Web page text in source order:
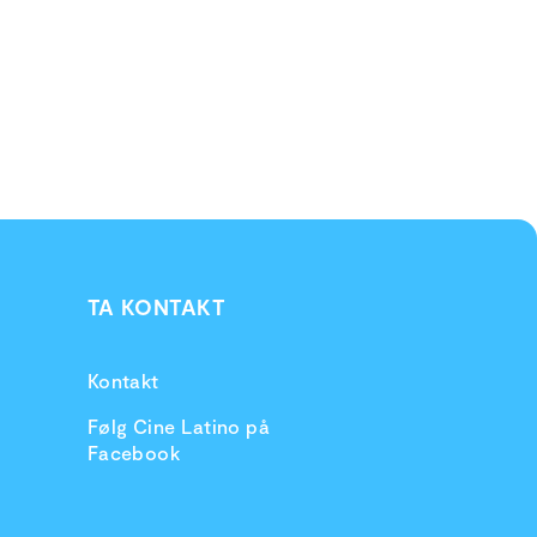
TA KONTAKT
Kontakt
Følg Cine Latino på
Facebook